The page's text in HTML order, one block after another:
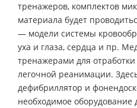
тренажеров, комплектов
материала будет
— модели системы
уха и глаза, сердца и пр.
тренажерами для
легочной реанимации.
дефибриллятор и
необходимое